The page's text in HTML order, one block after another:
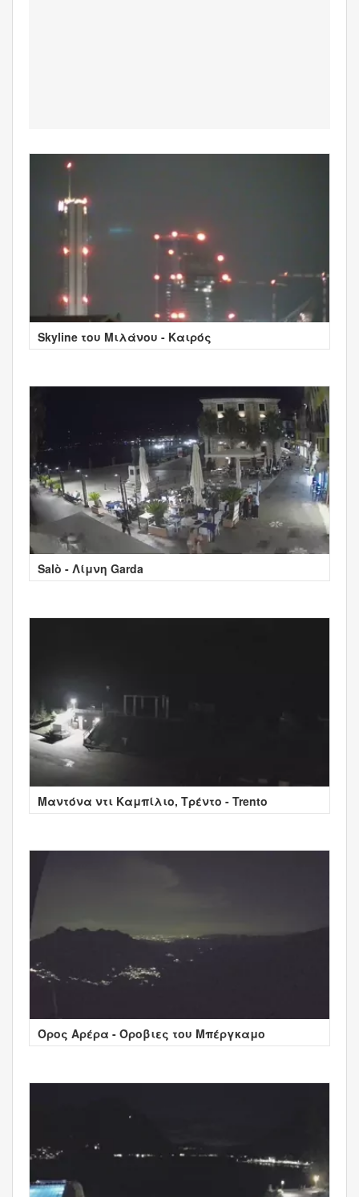
Skyline του Μιλάνου - Καιρός
Salò - Λίμνη Garda
Μαντόνα ντι Καμπίλιο, Τρέντο - Trento
Όρος Αρέρα - Όροβιες του Μπέργκαμο